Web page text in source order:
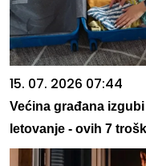
15. 07. 2026 07:44
Većina građana
letovanje - ovih 7